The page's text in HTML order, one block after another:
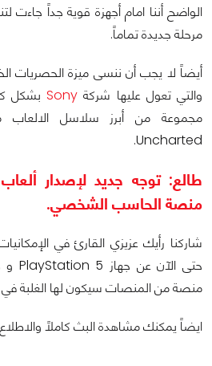
الواضح أننا امام أجهزة قوية جداً جاءت
مرحلة جديدة تماماً.
والتي تعول عليها شركة Sonyبشكل
Uncharted.
منصة الحاسب الشخصي.
شاركنا رأيك عزيزي القارئ في
منصة من المنصات سيكون لها الغلبة
ايضاً يمكنك مشاهدة البث كاملاً